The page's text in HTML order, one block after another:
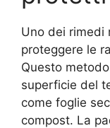
Uno dei rimedi
proteggere le
Questo
superficie del
come foglie
compost. La